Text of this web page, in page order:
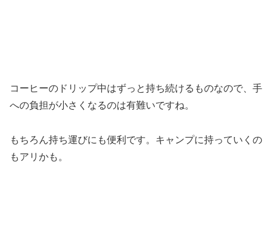
コーヒーのドリップ中はずっと持ち続けるものなので、手
への負担が小さくなるのは有難いですね。
もちろん持ち運びにも便利です。キャンプに持っていくの
もアリかも。